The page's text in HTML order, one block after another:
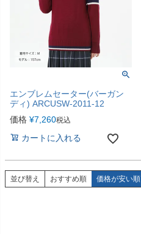
エンブレムセーター(バーガン
ディ) ARCUSW-2011-12
価格 ¥7,260税込
カートに入れる
並び替え おすすめ順 価格が安い順